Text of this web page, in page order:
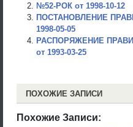
№52-РОК от 1998-10-12
ПОСТАНОВЛЕНИЕ
1998-05-05
РАСПОРЯЖЕНИЕ
от 1993-03-25
ПОХОЖИЕ ЗАПИСИ
Похожие Записи: